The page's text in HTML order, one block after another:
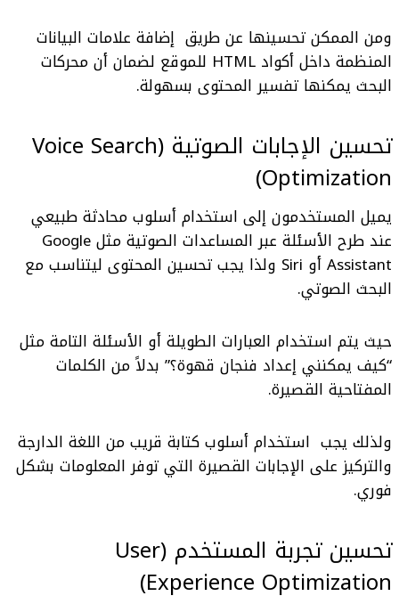
ومن الممكن تحسينها عن طريق إضافة علامات البيانات
المنظمة داخل أكواد HTML للموقع لضمان أن محركات
البحث يمكنها تفسير المحتوى بسهولة.
تحسين الإجابات الصوتية (Voice Search
Optimization)
يميل المستخدمون إلى استخدام أسلوب محادثة طبيعي
عند طرح الأسئلة عبر المساعدات الصوتية مثل Google
Assistant أو Siri ولذا يجب تحسين المحتوى ليتناسب مع
البحث الصوتي.
حيث يتم استخدام العبارات الطويلة أو الأسئلة التامة مثل
“كيف يمكنني إعداد فنجان قهوة؟” بدلاً من الكلمات
المفتاحية القصيرة.
ولذلك يجب استخدام أسلوب كتابة قريب من اللغة الدارجة
والتركيز على الإجابات القصيرة التي توفر المعلومات بشكل
فوري.
تحسين تجربة المستخدم (User
Experience Optimization)